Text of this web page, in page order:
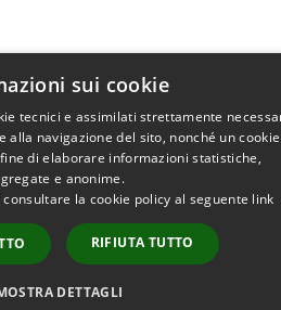
sui cookie
tecnici e assimilati strettamente
navigazione del sito, nonché un cookie
di elaborare informazioni statistiche,
e anonime.
la cookie policy al seguente link
RIFIUTA TUTTO
DETTAGLI